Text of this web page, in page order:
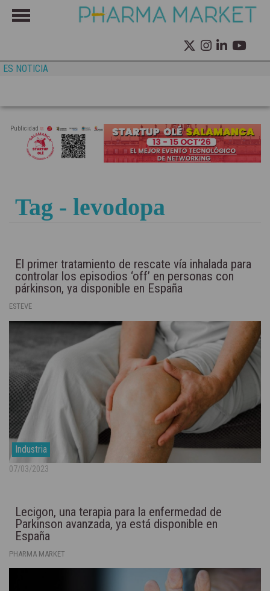
ES NOTICIA
Publicidad
Tag - levodopa
El primer tratamiento de rescate vía inhalada para
controlar los episodios ‘off’ en personas con
párkinson, ya disponible en España
ESTEVE
Industria
07/03/2023
Lecigon, una terapia para la enfermedad de
Parkinson avanzada, ya está disponible en
España
PHARMA MARKET